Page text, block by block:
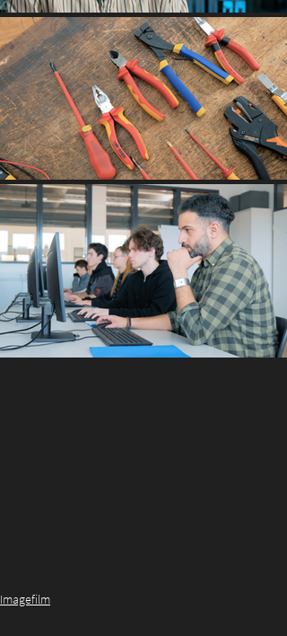
Imagefilm